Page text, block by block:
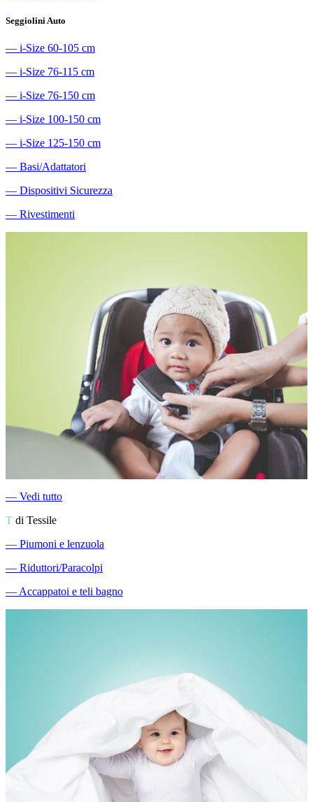
Seggiolini Auto
― i-Size 60-105 cm
― i-Size 76-115 cm
― i-Size 76-150 cm
― i-Size 100-150 cm
― i-Size 125-150 cm
― Basi/Adattatori
― Dispositivi Sicurezza
― Rivestimenti
― Vedi tutto
T di Tessile
― Piumoni e lenzuola
― Riduttori/Paracolpi
―Accappatoi e teli bagno